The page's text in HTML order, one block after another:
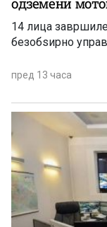
одземени
14 лица
безобѕирно
пред 13 часа